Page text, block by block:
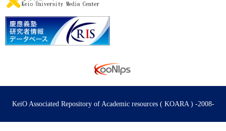
KeiO Associated Repository of Academic resources ( KOARA ) -2008-